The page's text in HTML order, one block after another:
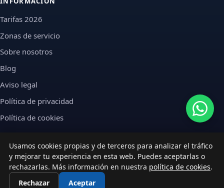
Tarifas 2026
Zonas de servicio
Sobre nosotros
Blog
Aviso legal
Política de privacidad
Política de cookies
2026Fontanero Badalona · Todos los derechos reservados
llms.txtMapa del sitio
Usamos cookies propias y de terceros para analizar el tráfico
y mejorar tu experiencia en esta web. Puedes aceptarlas o
rechazarlas. Más información en nuestra política de cookies.
Rechazar
Aceptar